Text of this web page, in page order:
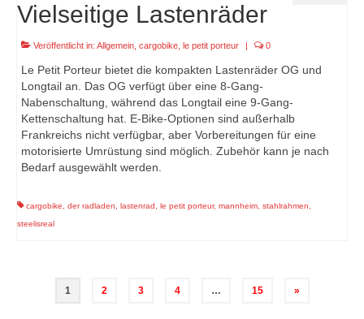
Vielseitige Lastenräder
Veröffentlicht in: Allgemein cargobike le petit porteur | 0
Le Petit Porteur bietet die kompakten Lastenräder OG und
Longtail an. Das OG verfügt über eine 8-Gang-
Nabenschaltung, während das Longtail eine 9-Gang-
Kettenschaltung hat. E-Bike-Optionen sind außerhalb
Frankreichs nicht verfügbar, aber Vorbereitungen für eine
motorisierte Umrüstung sind möglich. Zubehör kann je nach
Bedarf ausgewählt werden.
cargobike der radladen lastenrad le petit porteur, mannheim stahlrahmen
steelisreal
Seitennummerierung
1 2 3 4 … 15 »